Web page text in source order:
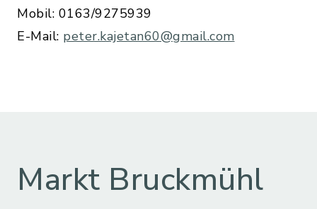
Mobil: 0163/9275939
E-Mail: peter.kajetan60@gmail.com
Markt Bruckmühl